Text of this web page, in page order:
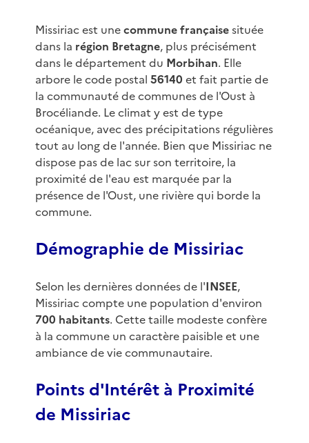
Missiriac est unecommune françaisesituée
dans la région Bretagne, plus précisément
dans le département du Morbihan. Elle
arbore le code postal 56140 et fait partie de
la communauté de communes de l'Oust à
Brocéliande. Le climat y est de type
océanique, avec des précipitations régulières
tout au long de l'année. Bien que Missiriac ne
dispose pas de lac sur son territoire, la
proximité de l'eau est marquée par la
présence de l'Oust, une rivière qui borde la
commune.
Démographie de Missiriac
Selon les dernières données de l'INSEE,
Missiriac compte une population d'environ
700 habitants. Cette taille modeste confère
à la commune un caractère paisible et une
ambiance de vie communautaire.
Points d'Intérêt à Proximité
de Missiriac